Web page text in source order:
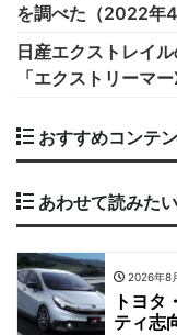
を調べた（2022年4
日産エクストレイ
「エクストリーマ
おすすめコンテ
あわせて読みたい
2026年8
トヨタ
ティ志